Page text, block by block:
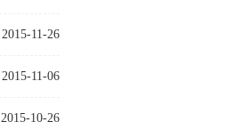
2015-11-26
2015-11-06
2015-10-26